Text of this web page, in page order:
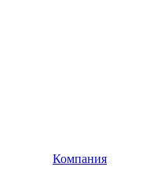
Компания